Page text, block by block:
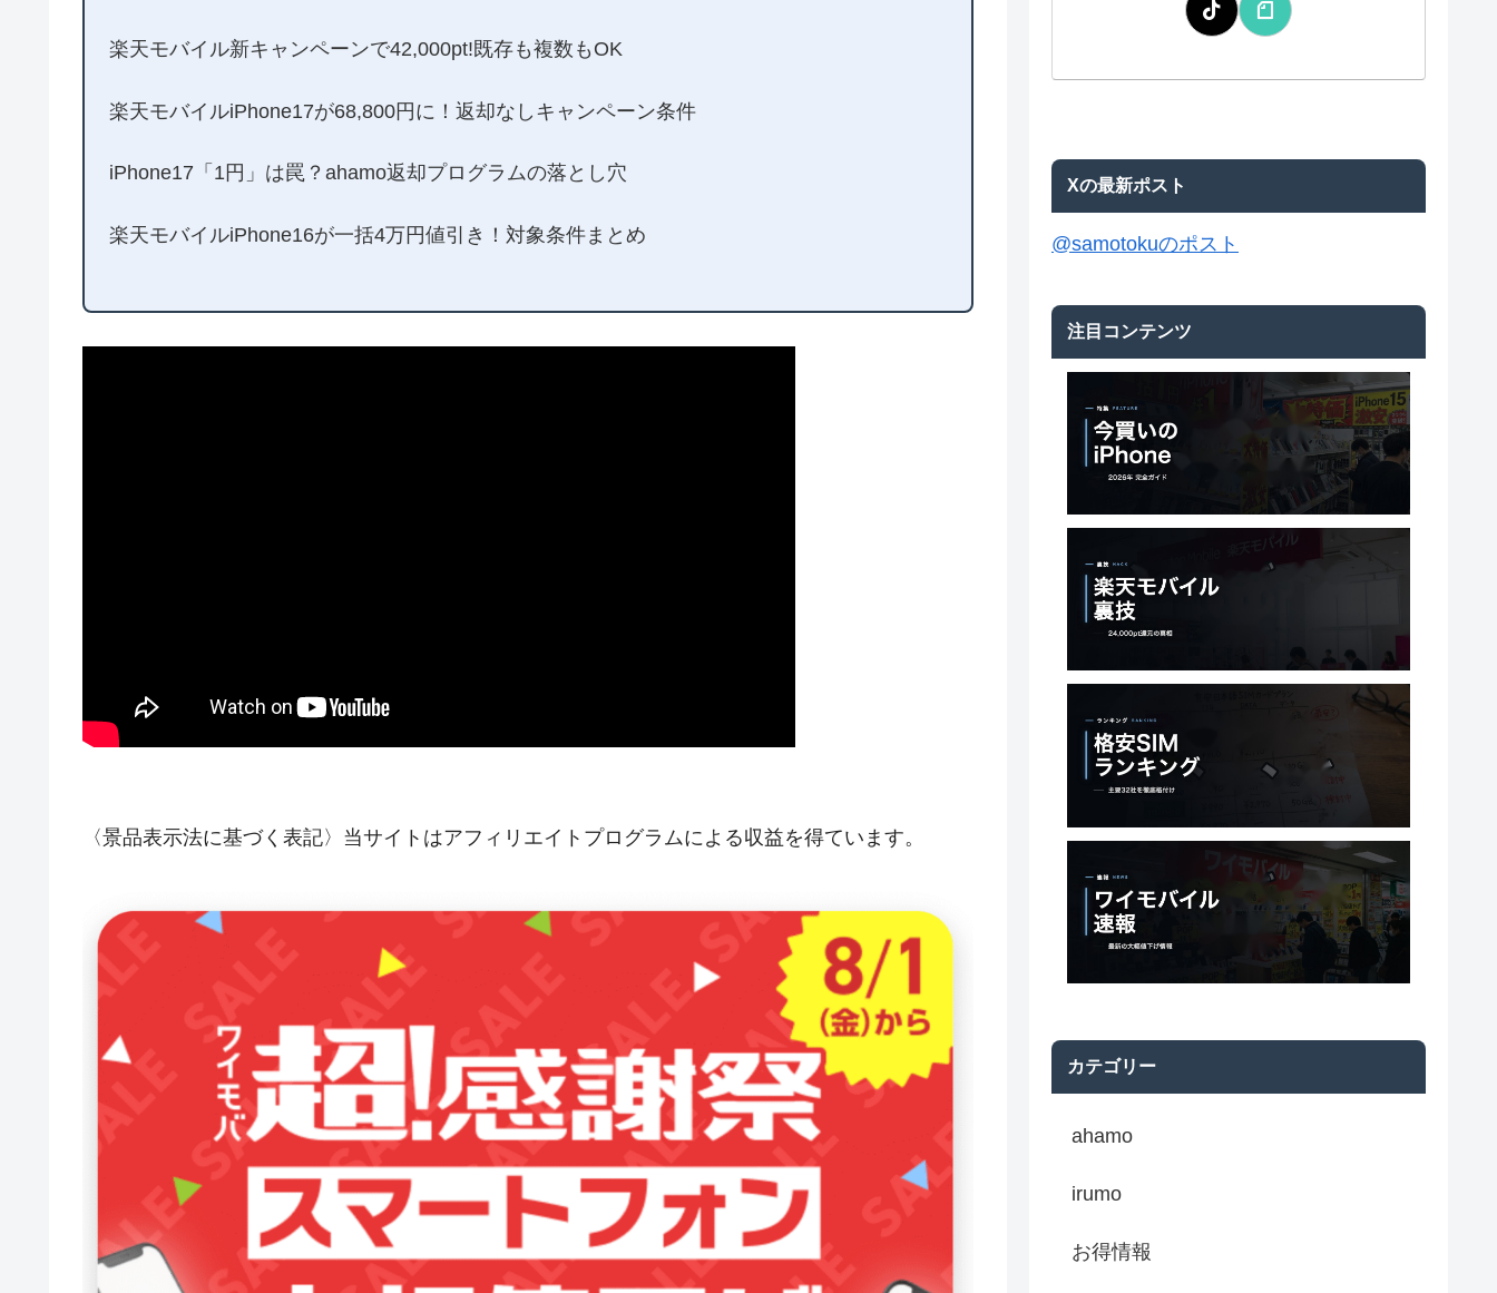
楽天モバイル新キャンペーンで42,000pt!既存も複数もOK
楽天モバイルiPhone17が68,800円に！返却なしキャンペーン条件
iPhone17「1円」は罠？ahamo返却プログラムの落とし穴
楽天モバイルiPhone16が一括4万円値引き！対象条件まとめ
〈景品表示法に基づく表記〉当サイトはアフィリエイトプログラムによる収益を得ています。
Xの最新ポスト
@samotokuのポスト
注目コンテンツ
カテゴリー
ahamo
irumo
お得情報